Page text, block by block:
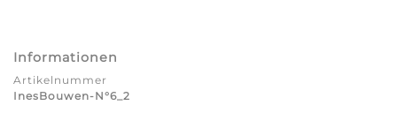
Informationen
Artikelnummer
InesBouwen-N°6_2